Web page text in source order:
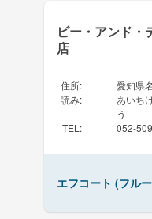
ビー・アンド・
店
住所:
愛知県
読み:
あいち
う
TEL : 052-
エフコート (フル